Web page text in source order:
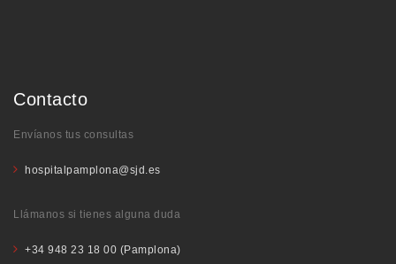
Contacto
Envíanos tus consultas
hospitalpamplona@sjd.es
Llámanos si tienes alguna duda
+34 948 23 18 00 (Pamplona)